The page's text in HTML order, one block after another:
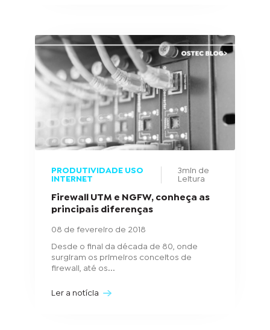
PRODUTIVIDADE USO
INTERNET
3min de
Leitura
Firewall UTM e NGFW, conheça as
principais diferenças
08 de fevereiro de 2018
Desde o final da década de 80, onde
surgiram os primeiros conceitos de
firewall, até os...
Ler a notícia